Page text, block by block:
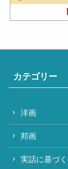
カテゴリー
洋画
邦画
実話に基づ